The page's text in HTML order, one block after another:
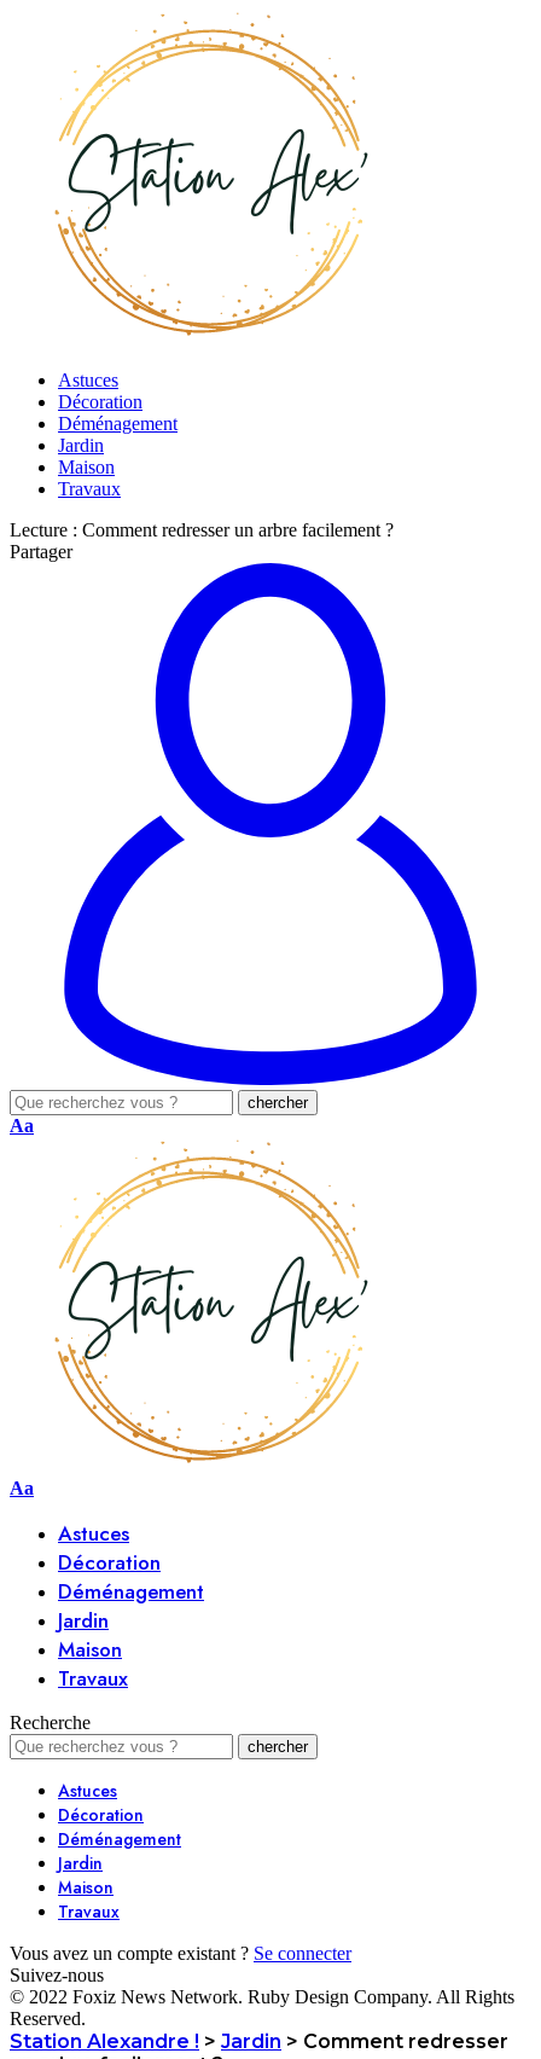
Astuces
Décoration
Déménagement
Jardin
Maison
Travaux
Lecture : Comment redresser un arbre facilement ?
Partager
Aa
Aa
Astuces
Décoration
Déménagement
Jardin
Maison
Travaux
Recherche
Astuces
Décoration
Déménagement
Jardin
Maison
Travaux
Vous avez un compte existant ? Se connecter
Suivez-nous
© 2022 Foxiz News Network. Ruby Design Company. All Rights
Reserved.
Station Alexandre ! > Jardin > Comment redresser